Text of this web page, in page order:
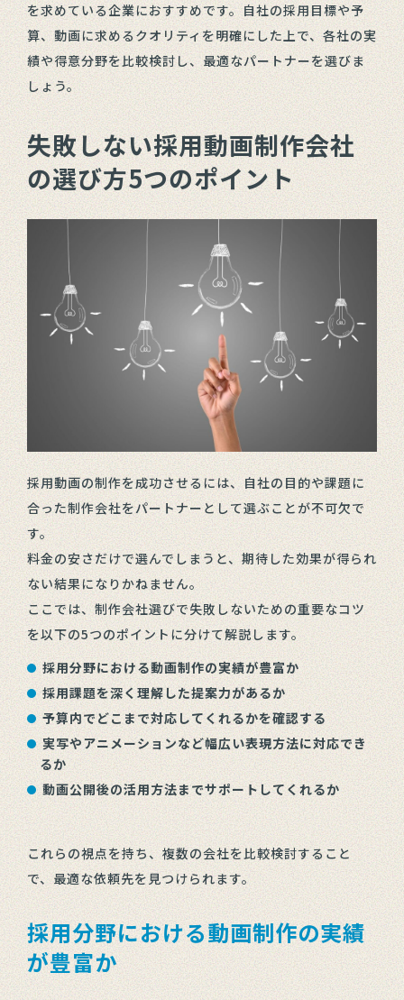
を求めている企業におすすめです。自社の採用目標や予
算、動画に求めるクオリティを明確にした上で、各社の実
績や得意分野を比較検討し、最適なパートナーを選びま
しょう。
失敗しない採用動画制作会社
の選び方5つのポイント
採用動画の制作を成功させるには、自社の目的や課題に
合った制作会社をパートナーとして選ぶことが不可欠で
す。
料金の安さだけで選んでしまうと、期待した効果が得られ
ない結果になりかねません。
ここでは、制作会社選びで失敗しないための重要なコツ
を以下の5つのポイントに分けて解説します。
採用分野における動画制作の実績が豊富か
採用課題を深く理解した提案力があるか
予算内でどこまで対応してくれるかを確認する
実写やアニメーションなど幅広い表現方法に対応でき
るか
動画公開後の活用方法までサポートしてくれるか
これらの視点を持ち、複数の会社を比較検討すること
で、最適な依頼先を見つけられます。
採用分野における動画制作の実績
が豊富か